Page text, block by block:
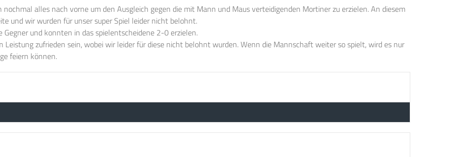
alles nach vorne um den Ausgleich gegen die mit Mann und Maus verteidigenden Mortiner zu erzielen. An diesem
und wir wurden für unser super Spiel leider nicht belohnt.
und konnten in das spielentscheidene 2-0 erzielen.
zufrieden sein, wobei wir leider für diese nicht belohnt wurden. Wenn die Mannschaft weiter so spielt, wird es nur
feiern können.